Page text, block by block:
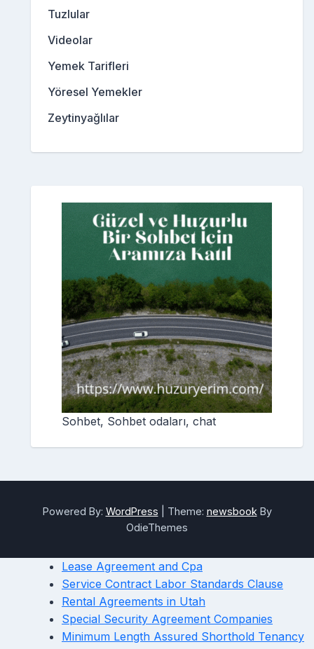
Tuzlular
Videolar
Yemek Tarifleri
Yöresel Yemekler
Zeytinyağlılar
Sohbet, Sohbet odaları, chat
Powered By: WordPress Theme: newsbook By
OdieThemes
Lease Agreement and Cpa
Service Contract Labor Standards Clause
Rental Agreements in Utah
Special Security Agreement Companies
Minimum Length Assured Shorthold Tenancy